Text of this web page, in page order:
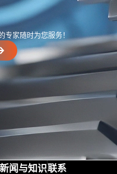
专家随时为您服务！
新闻与知识联系